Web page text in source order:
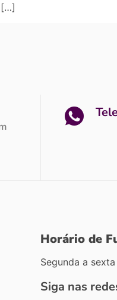
[…]
Horário de
Segunda a
Siga nas